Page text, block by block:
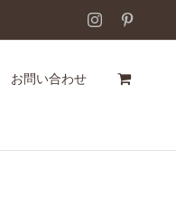
Instagram
お問い合わせ